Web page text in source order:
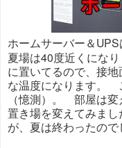
ホームサーバー＆UPS
夏場は40度近くにな
に置いてるので、接
な温度になります。
（憶測）。 部屋は
置き場を変えてみま
が、夏は終わったので